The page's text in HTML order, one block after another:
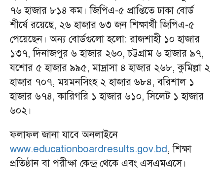
৭৬ হাজার ৮১৪ কম। জিপিএ-৫ প্রাপ্তিতে ঢাকা বোর্ড
শীর্ষে রয়েছে, ২৬ হাজার ৬৩ জন শিক্ষার্থী জিপিএ-৫
পেয়েছেন। অন্য বোর্ডগুলো হলো: রাজশাহী ১০ হাজার
১৩৭, দিনাজপুর ৬ হাজার ২৬০, চট্টগ্রাম ৬ হাজার ৯৭,
যশোর ৫ হাজার ৯৯৫, মাদ্রাসা ৪ হাজার ২৬৮, কুমিল্লা ২
হাজার ৭০৭, ময়মনসিংহ ২ হাজার ৬৮৪, বরিশাল ১
হাজার ৬৭৪, কারিগরি ১ হাজার ৬১০, সিলেট ১ হাজার
৬০২।
ফলাফল জানা যাবে অনলাইনে
www.educationboardresults.gov.bd, শিক্ষা
প্রতিষ্ঠান বা পরীক্ষা কেন্দ্র থেকে এবং এসএমএসে।